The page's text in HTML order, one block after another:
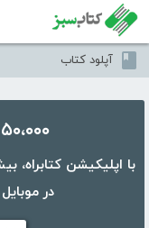
آپلود کتاب
۵۰،۰۰۰ کتاب در موبایل شما
در